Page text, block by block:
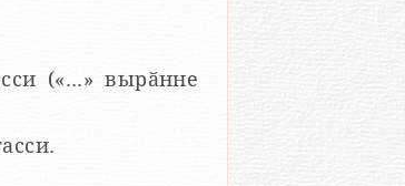
(«...» вырӑнне